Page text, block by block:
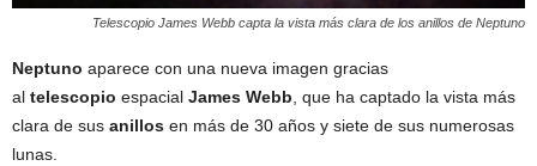
Telescopio James Webb capta la vista más clara de los anillos de Neptuno
Neptuno aparece con una nueva imagen gracias
al telescopio espacial James Webb , que ha captado la vista más
clara de sus anillos en más de 30 años y siete de sus numerosas
lunas.